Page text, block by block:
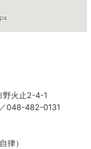
野火止2-4-1
048-482-0131
律）